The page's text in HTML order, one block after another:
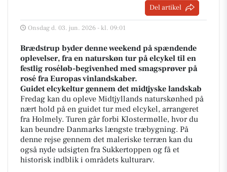
Del artikel
Onsdag d. 03. jun. 2026 - kl. 09:01
Brædstrup byder denne weekend på spændende
oplevelser, fra en naturskøn tur på elcykel til en
festlig roséløb-begivenhed med smagsprøver på
rosé fra Europas vinlandskaber.
Guidet elcykeltur gennem det midtjyske landskab
Fredag kan du opleve Midtjyllands naturskønhed på
nært hold på en guidet tur med elcykel, arrangeret
fra Holmely. Turen går forbi Klostermølle, hvor du
kan beundre Danmarks længste træbygning. På
denne rejse gennem det maleriske terræn kan du
også nyde udsigten fra Sukkertoppen og få et
historisk indblik i områdets kulturarv.